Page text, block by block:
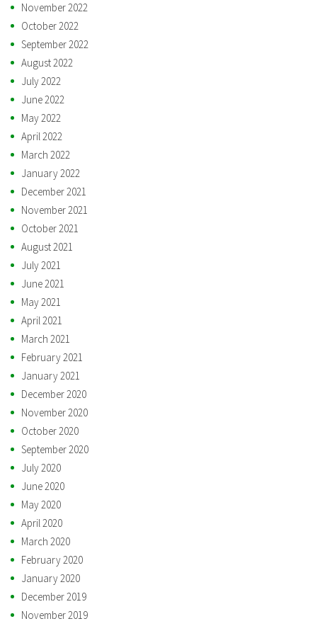
November 2022
October 2022
September 2022
August 2022
July 2022
June 2022
May 2022
April 2022
March 2022
January 2022
December 2021
November 2021
October 2021
August 2021
July 2021
June 2021
May 2021
April 2021
March 2021
February 2021
January 2021
December 2020
November 2020
October 2020
September 2020
July 2020
June 2020
May 2020
April 2020
March 2020
February 2020
January 2020
December 2019
November 2019